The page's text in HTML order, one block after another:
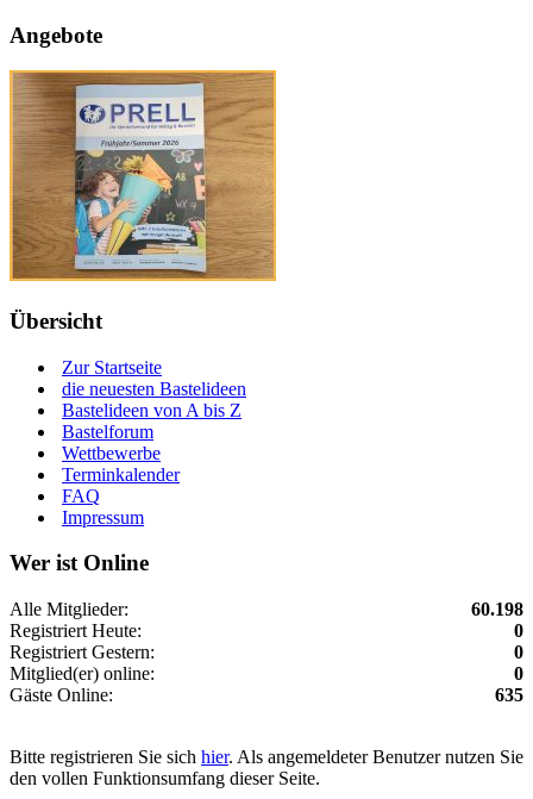
Angebote
Übersicht
Zur Startseite
die neuesten Bastelideen
Bastelideen von A bis Z
Bastelforum
Wettbewerbe
Terminkalender
FAQ
Impressum
Wer ist Online
Alle Mitglieder:
60.198
Registriert Heute:
0
Registriert Gestern:
0
Mitglied(er) online:
0
Gäste Online:
635
Bitte registrieren Sie sich hier. Als angemeldeter Benutzer nutzen Sie
den vollen Funktionsumfang dieser Seite.